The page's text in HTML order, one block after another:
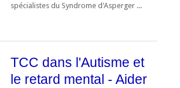
spécialistes du Syndrome d'Asperger ...
TCC dans l'Autisme et
le retard mental - Aider